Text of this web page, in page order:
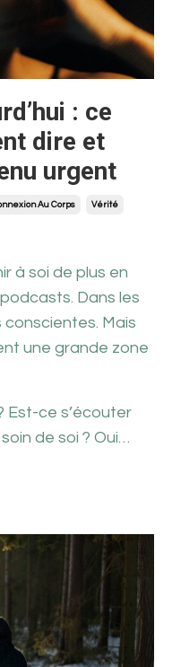
: ce
dire et
urgent
Au Corps Vérité
à soi de plus en
Dans les
Mais
une grande zone
Est-ce s’écouter
de soi ? Oui…